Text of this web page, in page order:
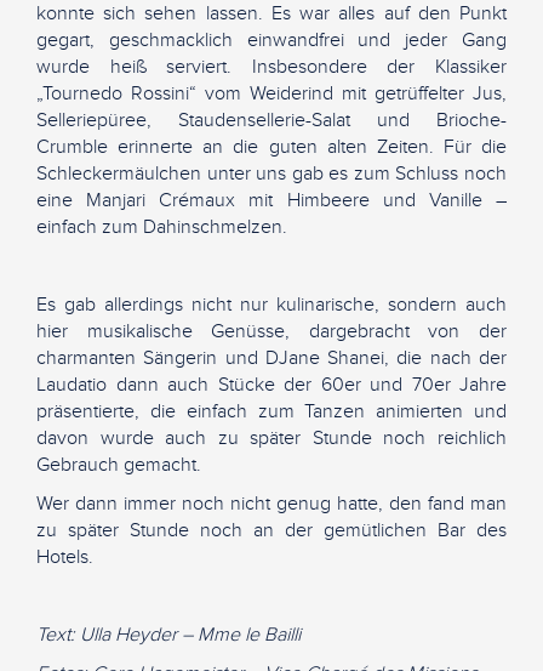
konnte sich sehen lassen. Es war alles auf den Punkt
gegart, geschmacklich einwandfrei und jeder Gang
wurde heiß serviert. Insbesondere der Klassiker
„Tournedo Rossini“ vom Weiderind mit getrüffelter Jus,
Selleriepüree, Staudensellerie-Salat und Brioche-
Crumble erinnerte an die guten alten Zeiten. Für die
Schleckermäulchen unter uns gab es zum Schluss noch
eine Manjari Crémaux mit Himbeere und Vanille –
einfach zum Dahinschmelzen.
Es gab allerdings nicht nur kulinarische, sondern auch
hier musikalische Genüsse, dargebracht von der
charmanten Sängerin und DJane Shanei, die nach der
Laudatio dann auch Stücke der 60er und 70er Jahre
präsentierte, die einfach zum Tanzen animierten und
davon wurde auch zu später Stunde noch reichlich
Gebrauch gemacht.
Wer dann immer noch nicht genug hatte, den fand man
zu später Stunde noch an der gemütlichen Bar des
Hotels.
Text: Ulla Heyder – Mme le Bailli